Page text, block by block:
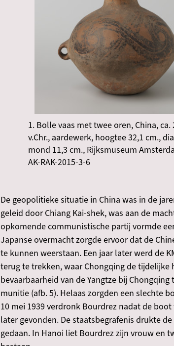
1. Bolle vaas met twee oren, China, ca.
v.Chr., aardewerk, hoogtee 32,1 cm.,
mond 11,3 cm., Rijksmuseum
AK-RAK-2015-3-6
De geopolitieke situatie in China was in de
geleid door Chiang Kai-shek, was aan de
opkomende communistische partij vormde
Japanse overmacht zorgde ervoor dat de
te kunnen weerstaan. Een jaar later werd de
terug te trekken, waar Chongqing de
bevaarbaarheid van de Yangtze bij
munitie (afb. 5). Helaas zorgden een slechte
10 mei 1939 verdronk Bourdrez nadat de
later gevonden. De staatsbegrafenis drukte
gedaan. In Hanoi liet Bourdrez zijn vrouw en